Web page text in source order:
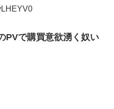
PVで購買意欲湧く奴い